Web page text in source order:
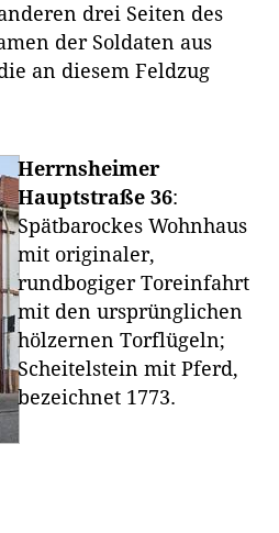
drei Seiten des
der Soldaten aus
an diesem Feldzug
Herrnsheimer
Hauptstraße 36:
Spätbarockes Wohnhaus
mit originaler,
rundbogiger Toreinfahrt
mit den ursprünglichen
hölzernen Torflügeln;
Scheitelstein mit Pferd,
bezeichnet 1773.